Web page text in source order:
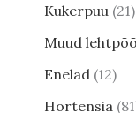
Kukerpuu 21
Muud
Enelad 12
Hortensia 81